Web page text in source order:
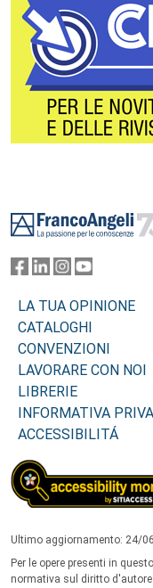
LA TUA OPINIONE
CATALOGHI
CONVENZIONI
LAVORARE CON NOI
LIBRERIE
INFORMATIVA
ACCESSIBILITÁ
Ultimo aggiornamento: 24/
Per le opere presenti in
normativa sul diritto